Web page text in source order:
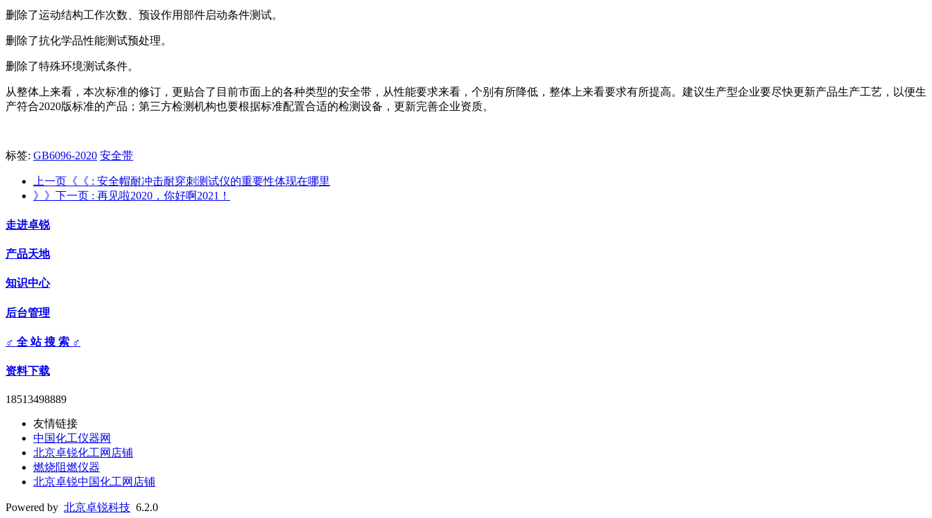
删除了运动结构工作次数、预设作用部件启动条件测试。
删除了抗化学品性能测试预处理。
删除了特殊环境测试条件。
从整体上来看，本次标准的修订，更贴合了目前市面上的各种类型的安全带，从性能要求来看，个别有所降低，整体上来看要求有所提高。建议生产型企业要尽快更新产品生产工艺，以便生
产符合2020版标准的产品；第三方检测机构也要根据标准配置合适的检测设备，更新完善企业资质。
标签: GB6096-2020 安全带
上一页《《 : 安全帽耐冲击耐穿刺测试仪的重要性体现在哪里
》》下一页 : 再见啦2020，你好啊2021！
走进卓锐
产品天地
知识中心
后台管理
♂ 全 站 搜 索 ♂
资料下载
18513498889
友情链接
中国化工仪器网
北京卓锐化工网店铺
燃烧阻燃仪器
北京卓锐中国化工网店铺
Powered by 北京卓锐科技 6.2.0